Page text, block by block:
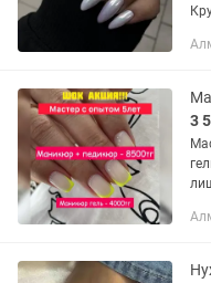
3
гель
лишь